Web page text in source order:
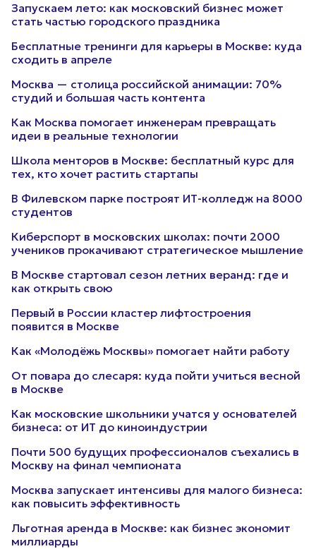
Запускаем лето: как московский бизнес может
стать частью городского праздника
Бесплатные тренинги для карьеры в Москве: куда
сходить в апреле
Москва — столица российской анимации: 70%
студий и большая часть контента
Как Москва помогает инженерам превращать
идеи в реальные технологии
Школа менторов в Москве: бесплатный курс для
тех, кто хочет растить стартапы
В Филевском парке построят ИТ-колледж на 8000
студентов
Киберспорт в московских школах: почти 2000
учеников прокачивают стратегическое мышление
В Москве стартовал сезон летних веранд: где и
как открыть свою
Первый в России кластер лифтостроения
появится в Москве
Как «Молодёжь Москвы» помогает найти работу
От повара до слесаря: куда пойти учиться весной
в Москве
Как московские школьники учатся у основателей
бизнеса: от ИТ до киноиндустрии
Почти 500 будущих профессионалов съехались в
Москву на финал чемпионата
Москва запускает интенсивы для малого бизнеса:
как повысить эффективность
Льготная аренда в Москве: как бизнес экономит
миллиарды